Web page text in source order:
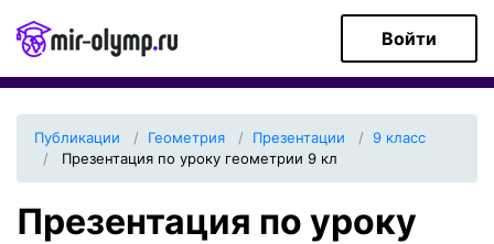
Войти
Публикации Геометрия Презентации
9 класс
Презентация по уроку геометрии 9 кл
Презентация по уроку